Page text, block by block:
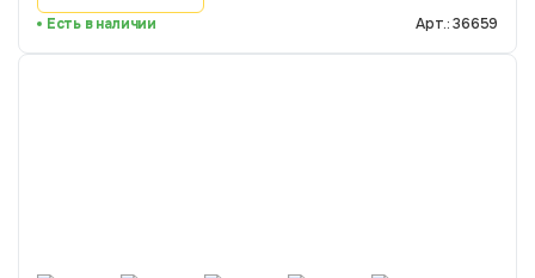
Есть в наличии Арт.: 36659